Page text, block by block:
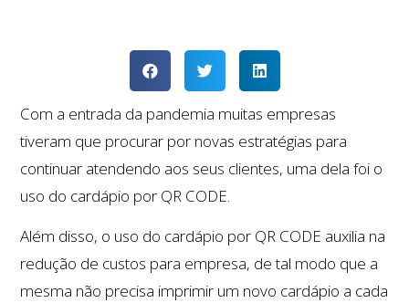
Com a entrada da pandemia muitas empresas
tiveram que procurar por novas estratégias para
continuar atendendo aos seus clientes, uma dela foi o
uso do cardápio por QR CODE.
Além disso, o uso do cardápio por QR CODE auxilia na
redução de custos para empresa, de tal modo que a
mesma não precisa imprimir um novo cardápio a cada